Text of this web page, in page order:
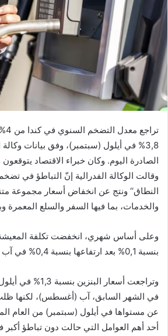
3,8% في أيلول (سبتمبر)، وفق بيانات وكالة
الصادرة اليوم. وكان خبراء الاقتصاد
وقالت الوكالة الفدرالية إنّ التباطؤ في
النطاق‘‘ ونتج عن انخفاض أسعار مجموعة
والخدمات، بما فيها السفر والسلع المعمرة
وعلى أساس شهري، انخفضت تكلفة
بنسبة 0,1% بعد ارتفاعها بنسبة 0,4% في آب (أغسطس).
وتراجعت أسعار
عن مستواها في أيلول (سبتمبر) من العام
أحد أهم العوامل التي حالت دون تباطؤ